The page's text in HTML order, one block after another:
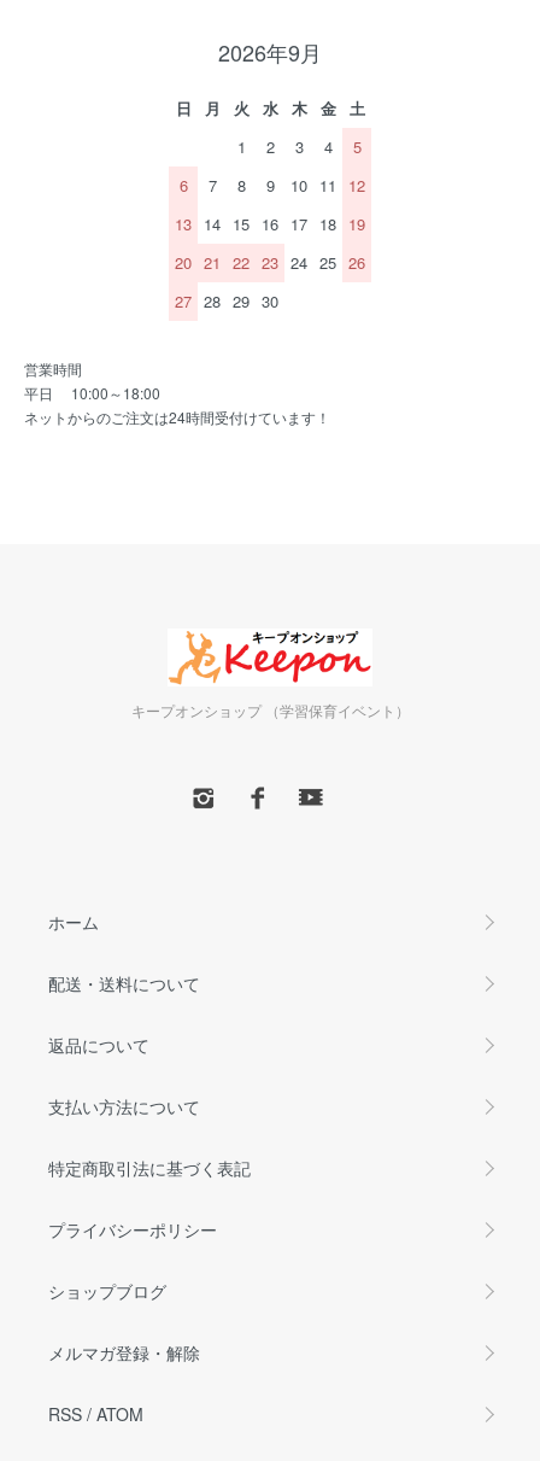
2026年9月
日 月 火 水 木 金
土
1
2 3 4
5
6
7 8 9 10 11
12
13 14 15 16 17 18 19
20 21 22 23 24 25 26
27 28 29 30
営業時間
平日 10:00～18:00
ネットからのご注文は24時間受付けています！
キープオンショップ （学習保育イベント）
ホーム
配送・送料について
返品について
支払い方法について
特定商取引法に基づく表記
プライバシーポリシー
ショップブログ
メルマガ登録・解除
RSS / ATOM